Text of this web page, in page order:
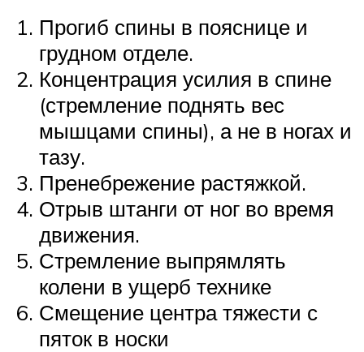
Прогиб спины в пояснице и
грудном отделе.
Концентрация усилия в спине
(стремление поднять вес
мышцами спины), а не в ногах и
тазу.
Пренебрежение растяжкой.
Отрыв штанги от ног во время
движения.
Стремление выпрямлять
колени в ущерб технике
Смещение центра тяжести с
пяток в носки